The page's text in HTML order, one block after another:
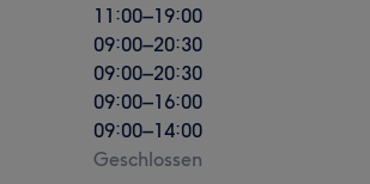
11:00–19:00
09:00–20:30
09:00–20:30
09:00–16:00
09:00–14:00
Geschlossen